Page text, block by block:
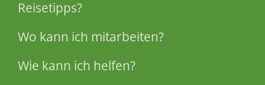
Reisetipps?
Wo kann ich mitarbeiten?
Wie kann ich helfen?